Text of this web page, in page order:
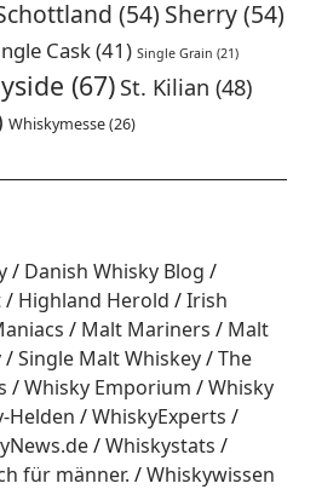
(54) Sherry(54)
Cask(41) Single Grain (21)
(67) St. Kilian (48)
Whiskymesse(26)
Danish Whisky Blog
Highland Herold
Irish
Malt Mariners
Malt
Single Malt Whiskey
The
Whisky Emporium
Whisky
Helden
WhiskyExperts
Whiskystats
für männer.
Whiskywissen